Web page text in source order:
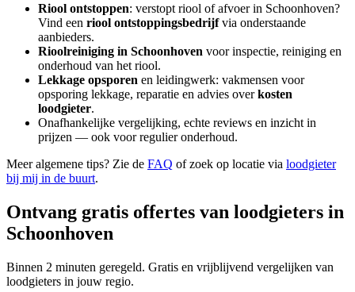
Riool ontstoppen: verstopt riool of afvoer in Schoonhoven?
Vind een riool ontstoppingsbedrijfvia onderstaande
aanbieders.
Rioolreiniging in Schoonhoven voor inspectie, reiniging en
onderhoud van het riool.
Lekkage opsporen en leidingwerk: vakmensen voor
opsporing lekkage, reparatie en advies overkosten
loodgieter.
Onafhankelijke vergelijking, echte reviews en inzicht in
prijzen — ook voor regulier onderhoud.
Meer algemene tips? Zie de FAQ of zoek op locatie via loodgieter
bij mij in de buurt.
Ontvang gratis offertes van loodgieters in
Schoonhoven
Binnen 2 minuten geregeld. Gratis en vrijblijvend vergelijken van
loodgieters in jouw regio.